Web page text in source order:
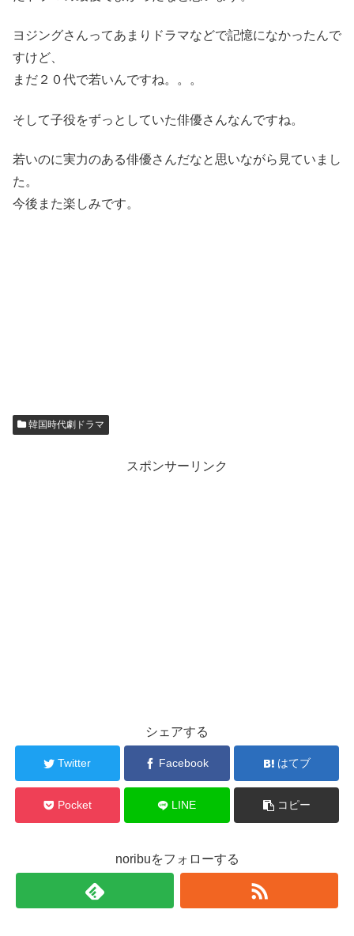
ヨジングさんってあまりドラマなどで記憶になかったんで
すけど、
まだ２０代で若いんですね。。。
そして子役をずっとしていた俳優さんなんですね。
若いのに実力のある俳優さんだなと思いながら見ていまし
た。
今後また楽しみです。
韓国時代劇ドラマ
スポンサーリンク
シェアする
Twitter Facebook はてブ
Pocket LINE コピー
noribuをフォローする